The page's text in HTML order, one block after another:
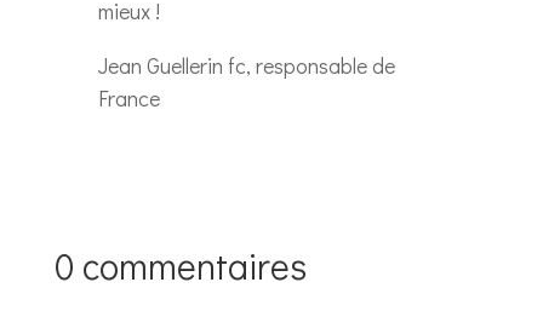
mieux !
Jean Guellerin fc, responsable de
France
0 commentaires